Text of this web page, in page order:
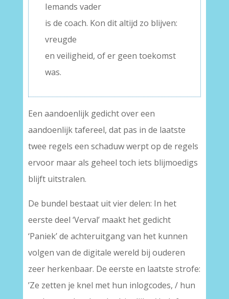
Iemands vader
is de coach. Kon dit altijd zo blijven:
vreugde
en veiligheid, of er geen toekomst
was.
Een aandoenlijk gedicht over een
aandoenlijk tafereel, dat pas in de laatste
twee regels een schaduw werpt op de regels
ervoor maar als geheel toch iets blijmoedigs
blijft uitstralen.
De bundel bestaat uit vier delen: In het
eerste deel ‘Verval’ maakt het gedicht
‘Paniek’ de achteruitgang van het kunnen
volgen van de digitale wereld bij ouderen
zeer herkenbaar. De eerste en laatste strofe:
’Ze zetten je knel met hun inlogcodes, / hun